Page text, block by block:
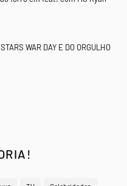
WAR DAY E DO ORGULHO